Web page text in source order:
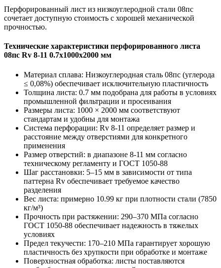
Перфорированный лист из низкоуглеродной стали 08пс
сочетает доступную стоимость с хорошей механической
прочностью.
Технические характеристики перфорированного листа
08пс Rv 8-11 0.7х1000х2000 мм
Материал сплава: Низкоуглеродная сталь 08пс (углерода
≤ 0,08%) обеспечивает исключительную пластичность
Толщина листа: 0.7 мм подобрана для работы в условиях
промышленной фильтрации и просеивания
Размеры листа: 1000 × 2000 мм соответствуют
стандартам и удобны для монтажа
Система перфорации: Rv 8-11 определяет размер и
расстояние между отверстиями для конкретного
применения
Размер отверстий: в диапазоне 8-11 мм согласно
техническому регламенту и ГОСТ 1050-88
Шаг расстановки: 5–15 мм в зависимости от типа
паттерна Rv обеспечивает требуемое качество
разделения
Вес листа: примерно 10.99 кг при плотности стали (7850
кг/м³)
Прочность при растяжении: 290–370 МПа согласно
ГОСТ 1050-88 обеспечивает надежность в тяжелых
условиях
Предел текучести: 170–210 МПа гарантирует хорошую
пластичность без хрупкости при обработке и монтаже
Поверхностная обработка: листы поставляются